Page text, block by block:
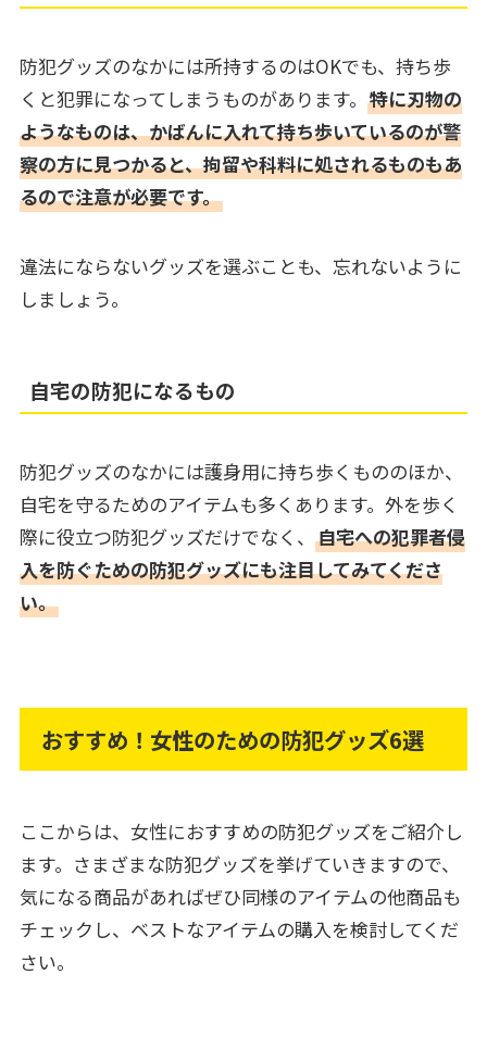
防犯グッズのなかには所持するのはOKでも、持ち歩
くと犯罪になってしまうものがあります。 特に刃物の
ようなものは、かばんに入れて持ち歩いているのが警
察の方に見つかると、拘留や科料に処されるものもあ
るので注意が必要です。
違法にならないグッズを選ぶことも、忘れないように
しましょう。
自宅の防犯になるもの
防犯グッズのなかには護身用に持ち歩くもののほか、
自宅を守るためのアイテムも多くあります。外を歩く
際に役立つ防犯グッズだけでなく、 自宅への犯罪者侵
入を防ぐための防犯グッズにも注目してみてくださ
い。
おすすめ！女性のための防犯グッズ6選
ここからは、女性におすすめの防犯グッズをご紹介し
ます。さまざまな防犯グッズを挙げていきますので、
気になる商品があればぜひ同様のアイテムの他商品も
チェックし、ベストなアイテムの購入を検討してくだ
さい。